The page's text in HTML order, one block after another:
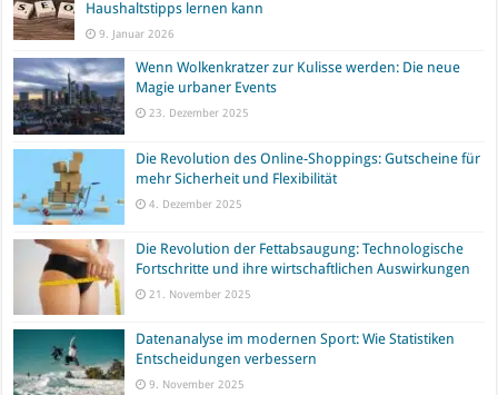
Haushaltstipps lernen kann
9. Januar 2026
Wenn Wolkenkratzer zur Kulisse werden: Die neue
Magie urbaner Events
23. Dezember 2025
Die Revolution des Online-Shoppings: Gutscheine für
mehr Sicherheit und Flexibilität
4. Dezember 2025
Die Revolution der Fettabsaugung: Technologische
Fortschritte und ihre wirtschaftlichen Auswirkungen
21. November 2025
Datenanalyse im modernen Sport: Wie Statistiken
Entscheidungen verbessern
9. November 2025